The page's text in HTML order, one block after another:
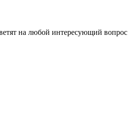
на любой интересующий вопрос